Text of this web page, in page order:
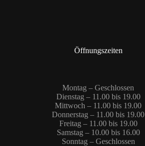
Öffnungszeiten
Montag – Geschlossen
Dienstag – 11.00 bis 19.00
Mittwoch – 11.00 bis 19.00
Donnerstag – 11.00 bis 19.00
Freitag – 11.00 bis 19.00
Samstag – 10.00 bis 16.00
Sonntag – Geschlossen